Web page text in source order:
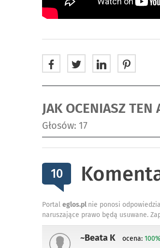
JAK OCENIASZ TEN
Głosów: 17
10
Portal eglos.pl nie ponosi
naruszające prawo będą usuwane.
~Beata K ocena: 100%